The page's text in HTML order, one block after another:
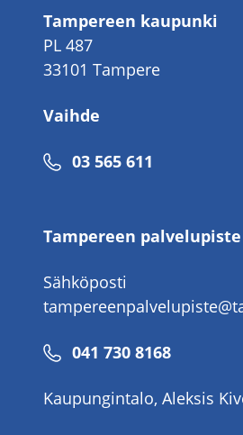
Tampereen kaupunki
PL 487
33101 Tampere
Vaihde
Puhelinnumero
03 565 611
Tampereen palvelupiste
Sähköposti
Puhelinnumero
041 730 8168
Kaupungintalo, Aleksis